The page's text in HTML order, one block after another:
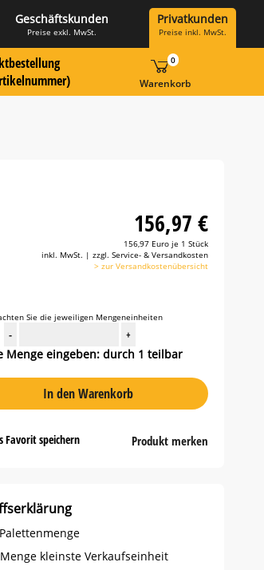
Geschäftskunden
Preise exkl. MwSt.
Privatkunden
Preise inkl. MwSt.
Warenkorb
0
156,97 €
156,97 Euro je 1 Stück
inkl. MwSt. | zzgl. Service- & Versandkosten
> zur Versandkostenübersicht
Sie die jeweiligen Mengeneinheiten
- +
Menge eingeben: durch 1 teilbar
In den Warenkorb
Favorit speichern
PlatzhalterProdukt merken
Palettenmenge
Menge kleinste Verkaufseinheit